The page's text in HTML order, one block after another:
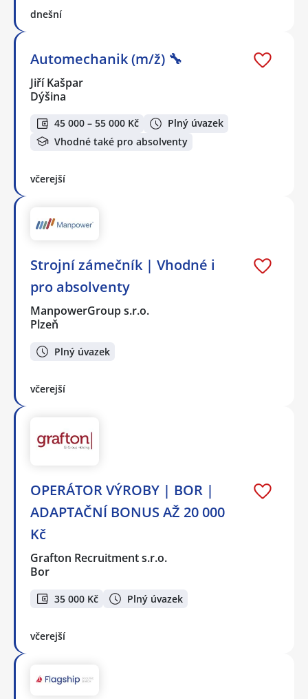
dnešní
Automechanik (m/ž) 🔧
Jiří Kašpar
Dýšina
45 000 – 55 000 Kč
Plný úvazek
Vhodné také pro absolventy
včerejší
Strojní zámečník | Vhodné i
pro absolventy
ManpowerGroup s.r.o.
Plzeň
Plný úvazek
včerejší
OPERÁTOR VÝROBY | BOR |
ADAPTAČNÍ BONUS AŽ 20 000
Kč
Grafton Recruitment s.r.o.
Bor
35 000 Kč Plný úvazek
včerejší